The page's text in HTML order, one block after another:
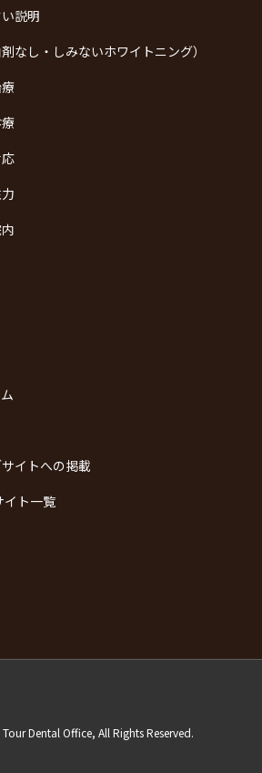
説明
なし・しみないホワイトニング）
イトへの掲載
イト一覧
Dental Office, All Rights Reserved.